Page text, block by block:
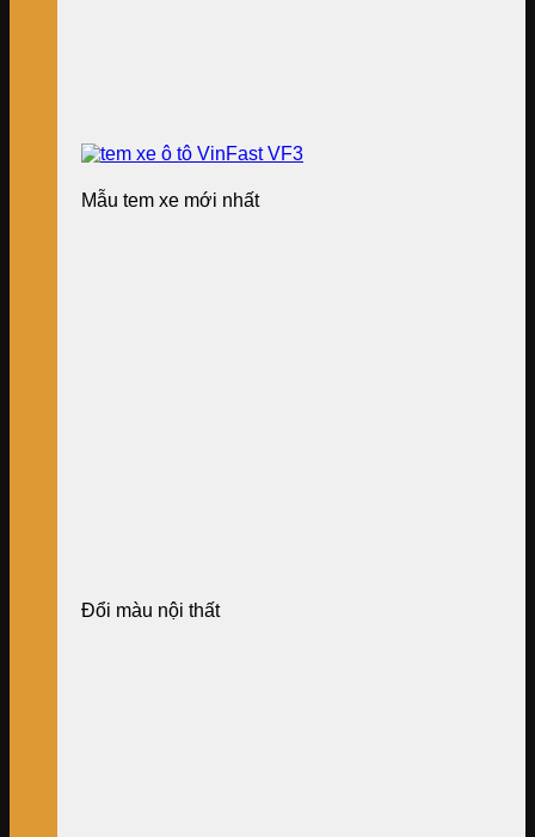
Mẫu tem xe mới nhất
Đổi màu nội thất